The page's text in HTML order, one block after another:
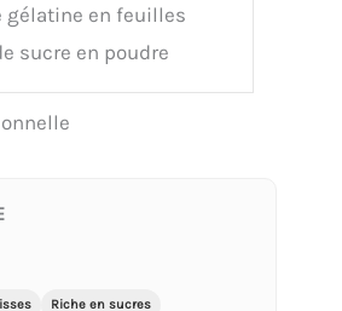
gélatine en feuilles
sucre en poudre
Riche en sucres